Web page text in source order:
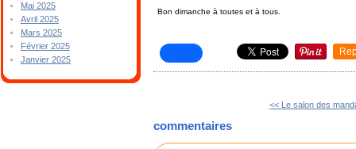
Mai 2025
Avril 2025
Mars 2025
Février 2025
Janvier 2025
Bon dimanche à toutes et à tous.
<< Le salon des
commentaires